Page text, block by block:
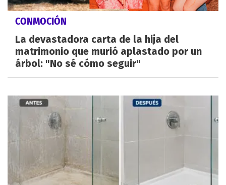
CONMOCIÓN
La devastadora carta de la hija del
matrimonio que murió aplastado por un
árbol: "No sé cómo seguir"